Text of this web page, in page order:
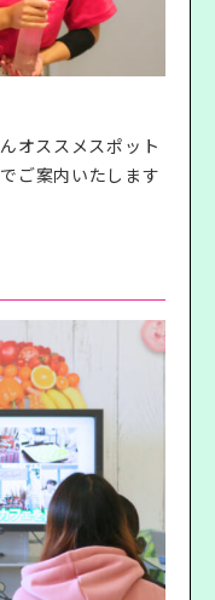
オススメスポット
ご案内いたします